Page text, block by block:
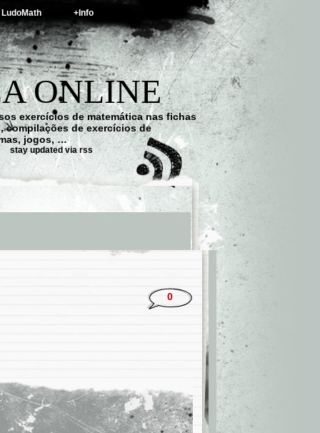
LudoMath +Info
ONLINE
exercícios de matemática nas fichas
compilações de exercícios de
jogos, …
stay updated via rss
0